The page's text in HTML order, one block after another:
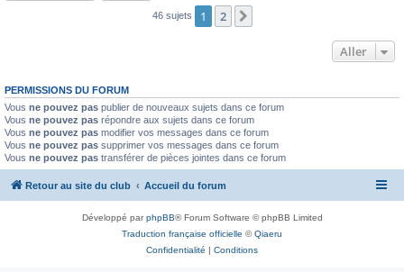
46 sujets 1 2
Aller
PERMISSIONS DU FORUM
Vous ne pouvez pas publier de nouveaux sujets dans ce forum
Vous ne pouvez pas répondre aux sujets dans ce forum
Vous ne pouvez pas modifier vos messages dans ce forum
Vous ne pouvez pas supprimer vos messages dans ce forum
Vous ne pouvez pas transférer de pièces jointes dans ce forum
Retour au site du club Accueil du forum
Développé parphpBB® Forum Software © phpBB Limited
Traduction française officielle ©Qiaeru
Confidentialité | Conditions